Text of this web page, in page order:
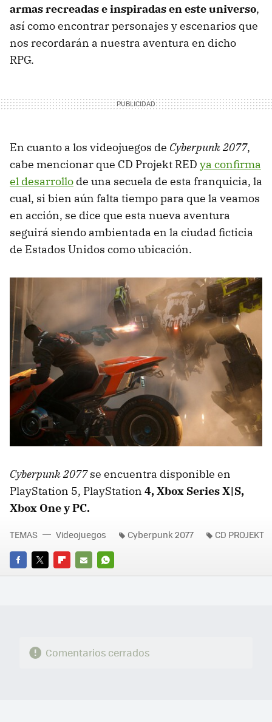
armas recreadas e inspiradas en este universo,
así como encontrar personajes y escenarios que
nos recordarán a nuestra aventura en dicho
RPG.
En cuanto a los videojuegos de Cyberpunk 2077,
cabe mencionar que CD Projekt RED ya confirma
el desarrollo de una secuela de esta franquicia, la
cual, si bien aún falta tiempo para que la veamos
en acción, se dice que esta nueva aventura
seguirá siendo ambientada en la ciudad ficticia
de Estados Unidos como ubicación.
Cyberpunk 2077se encuentra disponible en
PlayStation 5, PlayStation 4, Xbox Series X|S,
Xbox One y PC.
FACEBOOK
TWITTERFLIPBOARD
E-
WHATSAPP
TEMAS Videojuegos Cyberpunk 2077 CD PROJEKT
Comentarios cerrados